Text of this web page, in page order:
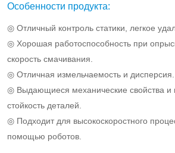
Особенности продукта:
◎ Отличный контроль статики, легкое
◎ Хорошая работоспособность при
скорость смачивания.
◎ Отличная измельчаемость и дисперсия.
◎ Выдающиеся механические свойства и
стойкость деталей.
◎ Подходит для высокоскоростного
помощью роботов.